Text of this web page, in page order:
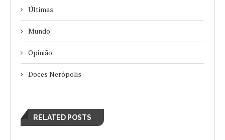
Últimas
Mundo
Opinião
Doces Nerópolis
RELATED POSTS